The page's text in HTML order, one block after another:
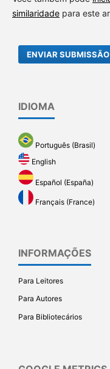
similaridadepara este
ENVIAR SUBMISSÃO
IDIOMA
Português (Brasil)
English
Español (España)
Français (France)
INFORMAÇÕES
Para Leitores
Para Autores
Para Bibliotecários